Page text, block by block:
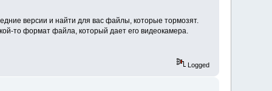
версии и найти для вас файлы, которые тормозят.
то формат файла, который дает его видеокамера.
Logged